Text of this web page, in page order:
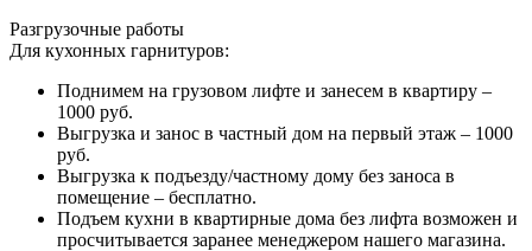
Разгрузочные работы
Для кухонных гарнитуров:
Поднимем на грузовом лифте и занесем в квартиру –
1000 руб.
Выгрузка и занос в частный дом на первый этаж – 1000
руб.
Выгрузка к подъезду/частному дому без заноса в
помещение – бесплатно.
Подъем кухни в квартирные дома без лифта возможен и
просчитывается заранее менеджером нашего магазина.